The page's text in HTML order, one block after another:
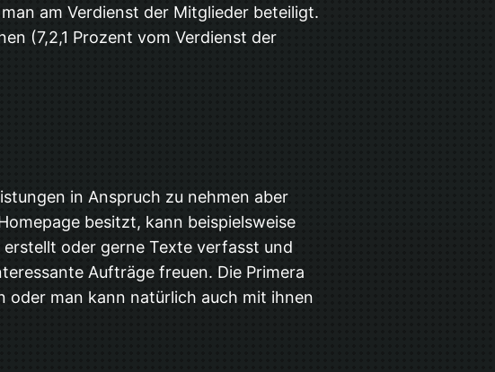
am Verdienst der Mitglieder beteiligt.
(7,2,1 Prozent vom Verdienst der
in Anspruch zu nehmen aber
besitzt, kann beispielsweise
oder gerne Texte verfasst und
Aufträge freuen. Die Primera
oder man kann natürlich auch mit ihnen